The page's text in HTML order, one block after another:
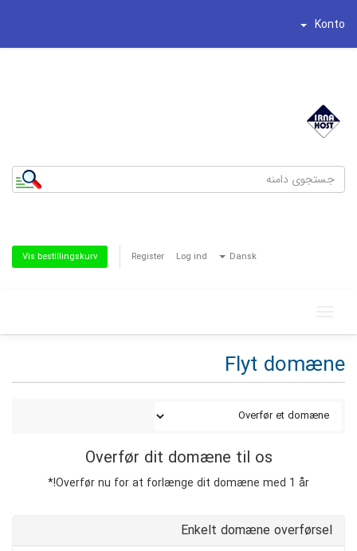
Konto
Dansk
Log ind
Register
Vis bestillingskurv
navigation
Flyt domæne
Overfør dit domæne til os
Overfør nu for at forlænge dit domæne med 1 år!*
Enkelt domæne overførsel